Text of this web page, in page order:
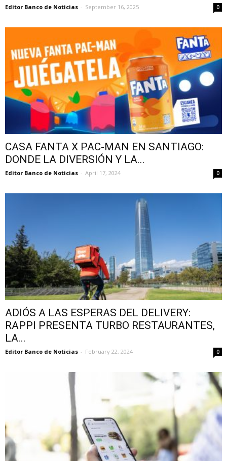
Editor Banco de Noticias - September 16, 2025 0
CASA FANTA X PAC-MAN EN SANTIAGO:
DONDE LA DIVERSIÓN Y LA...
Editor Banco de Noticias - April 17, 2024 0
ADIÓS A LAS ESPERAS DEL DELIVERY:
RAPPI PRESENTA TURBO RESTAURANTES,
LA...
Editor Banco de Noticias - February 22, 2024 0